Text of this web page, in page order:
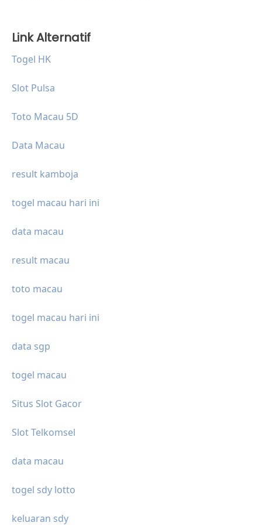
Link Alternatif
Togel HK
Slot Pulsa
Toto Macau 5D
Data Macau
result kamboja
togel macau hari ini
data macau
result macau
toto macau
togel macau hari ini
data sgp
togel macau
Situs Slot Gacor
Slot Telkomsel
data macau
togel sdy lotto
keluaran sdy